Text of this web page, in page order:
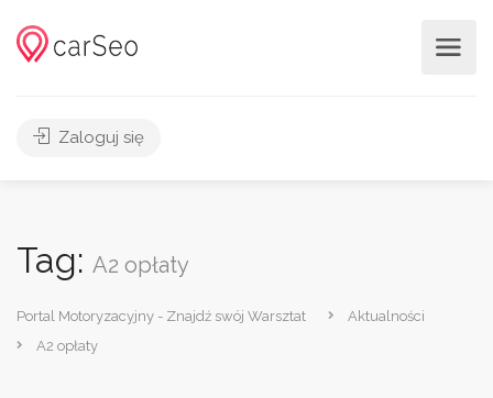
Zaloguj się
Tag: A2 opłaty
Portal Motoryzacyjny - Znajdź swój Warsztat
Aktualności
A2 opłaty